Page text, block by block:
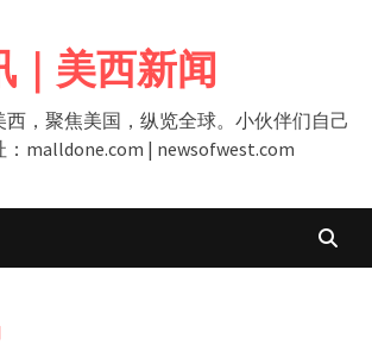
｜美西新闻
，聚焦美国，纵览全球。小伙伴们自己
malldone.com | newsofwest.com